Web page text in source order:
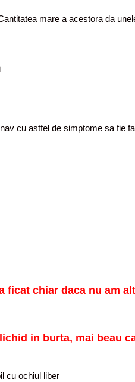
mare a acestora da
cu astfel de simptome sa fie
ficat chiar daca nu am
in burta, mai beau
cu ochiul liber